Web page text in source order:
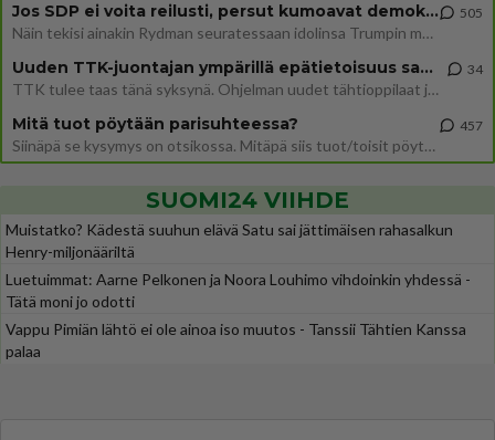
Jos SDP ei voita reilusti, persut kumoavat demokratian Suomesta
Näin tekisi ainakin Rydman seuratessaan idolinsa Trumpin mallia https://www.is.fi/politiikka/art-2000012187244.html
505
Uuden TTK-juontajan ympärillä epätietoisuus sakenee - Nyt MTV hämmentää soppaa
TTK tulee taas tänä syksynä. Ohjelman uudet tähtioppilaat julkistetaan torstaina 6. elokuuta klo 14 alkavassa lehdistö
34
Mitä tuot pöytään parisuhteessa?
Siinäpä se kysymys on otsikossa. Mitäpä siis tuot/toisit pöytään parisuhteessa? Oletko mies vai nainen? Koetko sen mitä
457
SUOMI24 VIIHDE
Muistatko? Kädestä suuhun elävä Satu sai jättimäisen rahasalkun
Henry-miljonääriltä
Luetuimmat: Aarne Pelkonen ja Noora Louhimo vihdoinkin yhdessä -
Tätä moni jo odotti
Vappu Pimiän lähtö ei ole ainoa iso muutos - Tanssii Tähtien Kanssa
palaa